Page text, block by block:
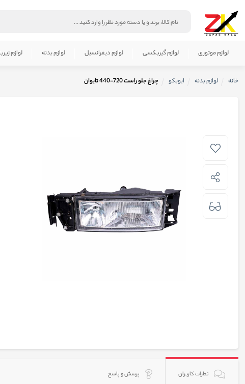
لوازم موتوری لوازم گیربکسی لوازم دیفرانسیل لوازم بدنه لوازم
خانه لوازم بدنه ایویکو چراغ جلو راست 720-440 تایوان
نظرات کاربران پرسش و پاسخ